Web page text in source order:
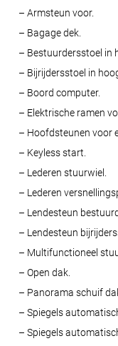
– Armsteun voor.
– Bagage dek.
– Bestuurdersstoel in
– Bijrijdersstoel in
– Boord computer.
– Elektrische ramen
– Hoofdsteunen voor
– Keyless start.
– Lederen stuurwiel.
– Lederen
– Lendesteun
– Lendesteun
– Multifunctioneel
– Open dak.
– Panorama schuif
– Spiegels
– Spiegels